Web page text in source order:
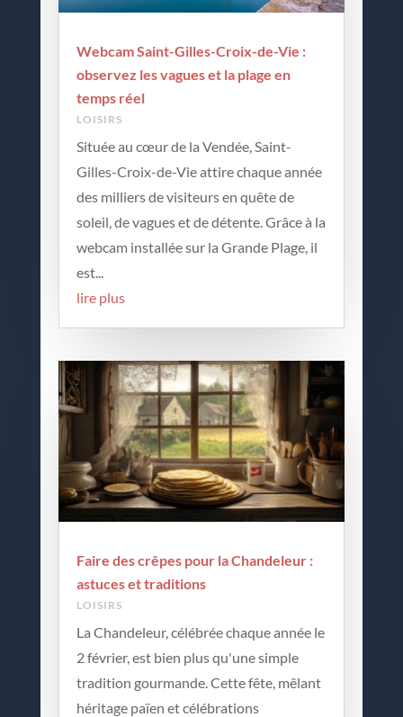
Webcam Saint-Gilles-Croix-de-Vie :
observez les vagues et la plage en
temps réel
LOISIRS
Située au cœur de la Vendée, Saint-
Gilles-Croix-de-Vie attire chaque année
des milliers de visiteurs en quête de
soleil, de vagues et de détente. Grâce à la
webcam installée sur la Grande Plage, il
est...
lire plus
Faire des crêpes pour la Chandeleur :
astuces et traditions
LOISIRS
La Chandeleur, célébrée chaque année le
2 février, est bien plus qu'une simple
tradition gourmande. Cette fête, mêlant
héritage païen et célébrations